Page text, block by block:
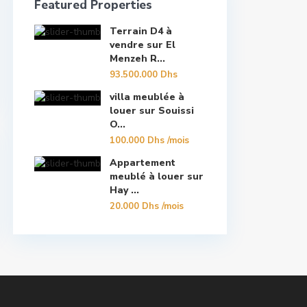
Featured Properties
Terrain D4 à
vendre sur El
Menzeh R...
93.500.000 Dhs
villa meublée à
louer sur Souissi
O...
100.000 Dhs/mois
Appartement
meublé à louer sur
Hay ...
20.000 Dhs/mois